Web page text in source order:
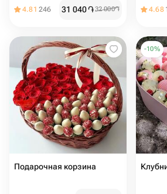
4.81 246 31 040֏32 000֏ 4.68
Подарочная корзина
-10%